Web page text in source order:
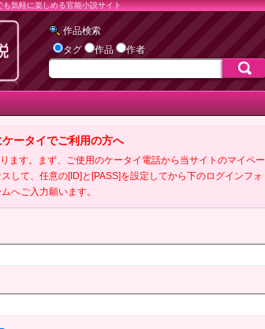
気軽に楽しめる官能小説サイト
作品検索
タグ
作品 作者
ータイでご利用の方へ
ます。まず、ご使用のケータイ電話から当サイトのマイペー
して、任意の[ID]と[PASS]を設定してから下のログインフォ
へご入力願います。